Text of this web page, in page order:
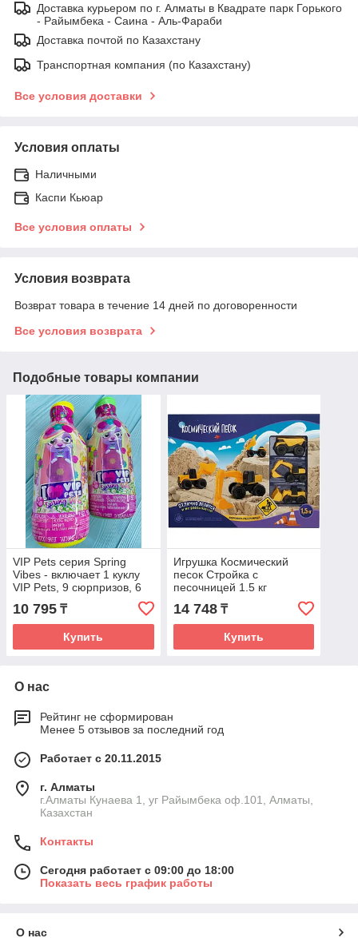
Доставка курьером по г. Алматы в Квадрате парк Горького
- Райымбека - Саина - Аль-Фараби
Доставка почтой по Казахстану
Транспортная компания (по Казахстану)
Все условия доставки
Условия оплаты
Наличными
Каспи Кьюар
Все условия оплаты
Условия возврата
Возврат товара в течение 14 дней по договоренности
Все условия возврата
Подобные товары компании
VIP Pets серия Spring
Vibes - включает 1 куклу
VIP Pets, 9 сюрпризов, 6
аксессуаров для укладки
волос
10 795 ₸
Купить
Игрушка Космический
песок Стройка с
песочницей 1.5 кг
14 748₸
Купить
О нас
Рейтинг не сформирован
Менее 5 отзывов за последний год
Работает с 20.11.2015
г. Алматы
г.Алматы Кунаева 1, уг Райымбека оф.101, Алматы,
Казахстан
Контакты
Сегодня работает с 09:00 до 18:00
Показать весь график работы
О нас